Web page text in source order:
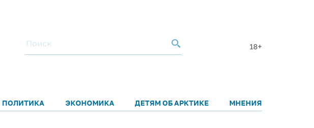
18+
ПОЛИТИКА ЭКОНОМИКА ДЕТЯМ ОБ АРКТИКЕ МНЕНИЯ